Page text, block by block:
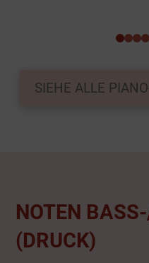
0123
SIEHE ALLE
NOTEN
(DRUCK)